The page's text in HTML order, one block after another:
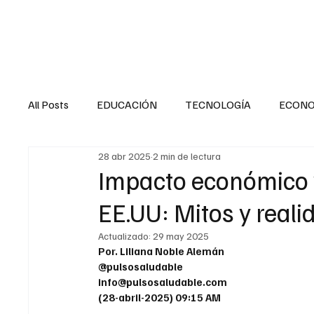
All Posts EDUCACIÓN TECNOLOGÍA
SALUD EN EL SECTOR PÚBLICO
LA ENTREVISTA ANIMAL
INTERNACIONAL GENERAL
Impacto
EE.UU: Mitos y
28 abr 2025 2 min de lectura
Actualizado:29 may 2025
Por. Liliana Noble Alemán
@pulsosaludable
info@pulsosaludable.com
(28-abril-2025) 09:15 AM